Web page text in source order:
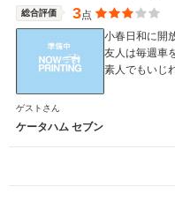
総合評価 3点
小春日和に開
友人は毎週車
素人でもいじ
ゲストさん
ケータハム セブン